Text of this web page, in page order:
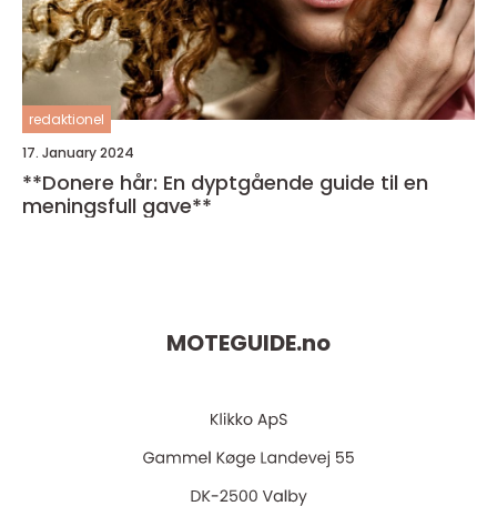
redaktionel
17. January 2024
**Donere hår: En dyptgående guide til en
meningsfull gave**
MOTEGUIDE.no